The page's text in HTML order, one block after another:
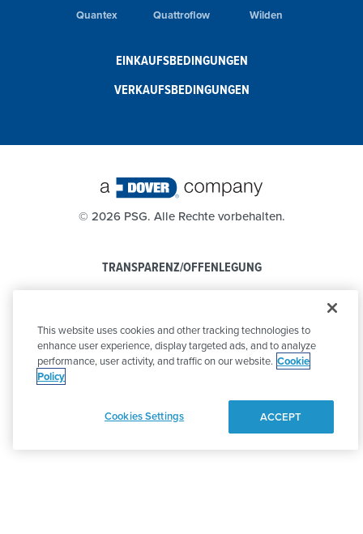
Quantex
Quattroflow Wilden
EINKAUFSBEDINGUNGEN
VERKAUFSBEDINGUNGEN
© 2026 PSG. Alle Rechte vorbehalten.
TRANSPARENZ/OFFENLEGUNG
VERHALTENSKODEX
This website uses cookies and other tracking technologies to
enhance user experience, display targeted ads, and to analyze
performance, user activity, and traffic on our website. Cookie
Policy
Cookies Settings ACCEPT